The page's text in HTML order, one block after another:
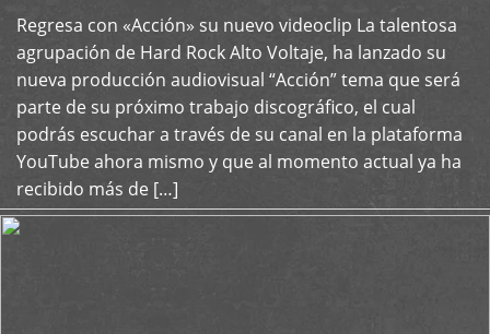
Regresa con «Acción» su nuevo videoclip La talentosa
agrupación de Hard Rock Alto Voltaje, ha lanzado su
nueva producción audiovisual “Acción” tema que será
parte de su próximo trabajo discográfico, el cual
podrás escuchar a través de su canal en la plataforma
YouTube ahora mismo y que al momento actual ya ha
recibido más de […]
+